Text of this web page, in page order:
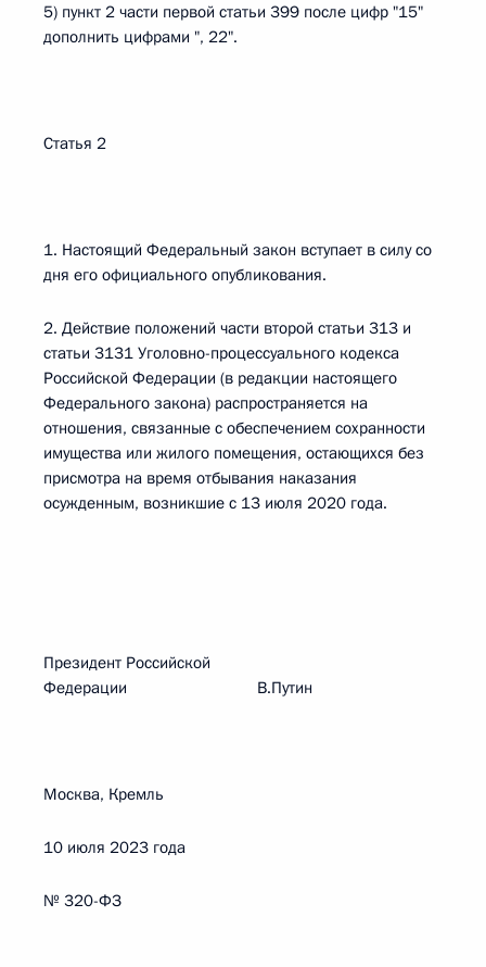
5) пункт 2 части первой статьи 399 после цифр "15"
дополнить цифрами ", 22".
Статья 2
1. Настоящий Федеральный закон вступает в силу со
дня его официального опубликования.
2. Действие положений части второй статьи 313 и
статьи 3131 Уголовно-процессуального кодекса
Российской Федерации (в редакции настоящего
Федерального закона) распространяется на
отношения, связанные с обеспечением сохранности
имущества или жилого помещения, остающихся без
присмотра на время отбывания наказания
осужденным, возникшие с 13 июля 2020 года.
Президент Российской
Федерации В.Путин
Москва, Кремль
10 июля 2023 года
№ 320-ФЗ